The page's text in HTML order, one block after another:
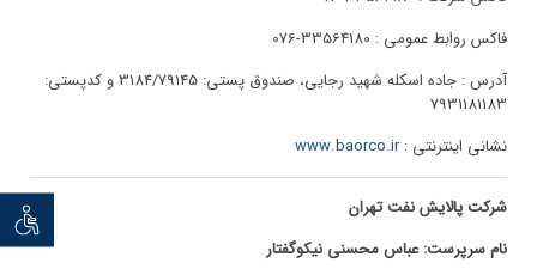
توان
فاکس روابط عمومی : 33564180-076
آدرس : جاده اسکله شهید رجایی، صندوق پستی: 3184/79145 و کدپستی:
7931181183
نشانی اینترنتی :www.baorco.ir
شرکت پالایش نفت تهران
نام سرپرست: عباس محسنی نیکوگفتار